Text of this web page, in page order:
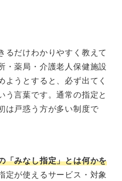
るだけわかりやすく教えて
薬局・介護老人保健施設
ようとすると、必ず出てく
う言葉です。通常の指定と
は戸惑う方が多い制度で
「みなし指定」とは何かを
定が使えるサービス・対象